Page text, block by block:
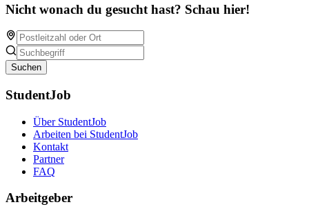
Nicht wonach du gesucht hast? Schau hier!
Suchen
StudentJob
Über StudentJob
Arbeiten bei StudentJob
Kontakt
Partner
FAQ
Arbeitgeber